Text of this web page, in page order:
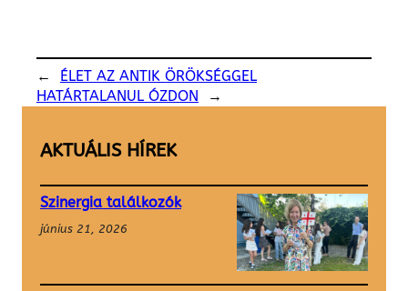
←
ÉLET AZ ANTIK ÖRÖKSÉGGEL
HATÁRTALANUL ÓZDON
→
AKTUÁLIS HÍREK
Szinergia találkozók
június 21, 2026